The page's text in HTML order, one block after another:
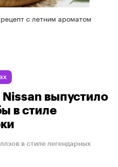
с летним ароматом
выпустило
в стиле
в стиле легендарных